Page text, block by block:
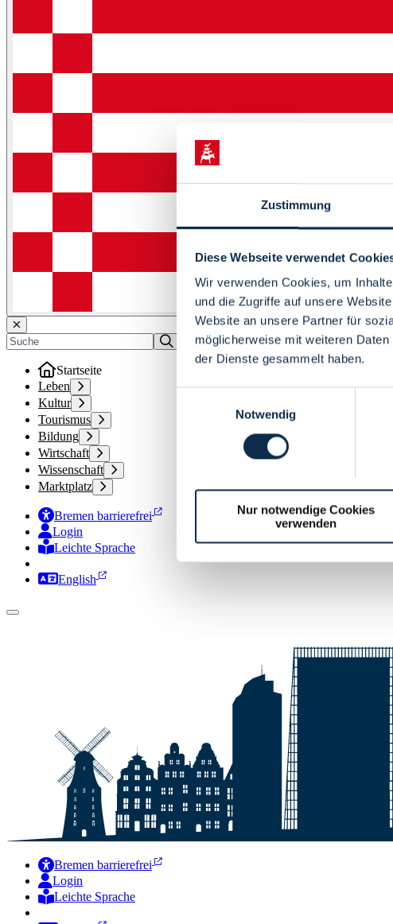
Zustimmung
Diese Webseite verwendet
Wir verwenden Cookies, um
und die Zugriffe auf unsere
Website an unsere Partner für
möglicherweise mit weiteren
der Dienste gesammelt haben.
Notwendig
Nur notwendige Cookies
verwenden
Startseite
Leben
Kultur
Tourismus
Bildung
Wirtschaft
Wissenschaft
Marktplatz
Bremen barrierefrei
Login
Leichte Sprache
Zur Deutschen Gebärdensprache
English
Bremen barrierefrei
Login
Leichte Sprache